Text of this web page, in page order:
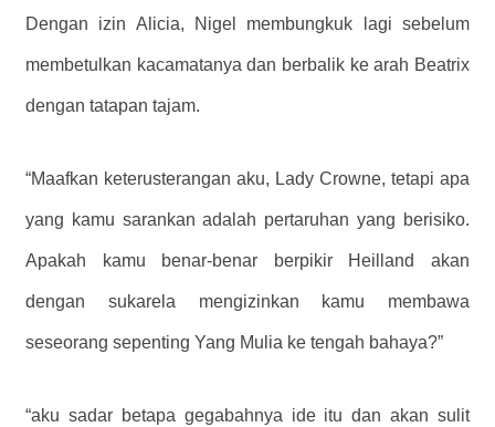
Dengan izin Alicia, Nigel membungkuk lagi sebelum
membetulkan kacamatanya dan berbalik ke arah Beatrix
dengan tatapan tajam.
“Maafkan keterusterangan aku, Lady Crowne, tetapi apa
yang kamu sarankan adalah pertaruhan yang berisiko.
Apakah kamu benar-benar berpikir Heilland akan
dengan sukarela mengizinkan kamu membawa
seseorang sepenting Yang Mulia ke tengah bahaya?”
“aku sadar betapa gegabahnya ide itu dan akan sulit